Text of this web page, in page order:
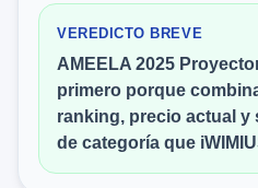
VEREDICTO BREVE
AMEELA 2025
primero porque
ranking, precio actual y
de categoría que